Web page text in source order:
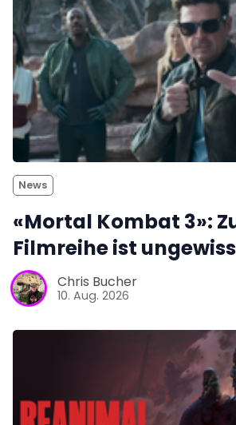
News
«Mortal Kombat 3»:
Filmreihe ist ungewiss
Chris Bucher
10. Aug. 2026